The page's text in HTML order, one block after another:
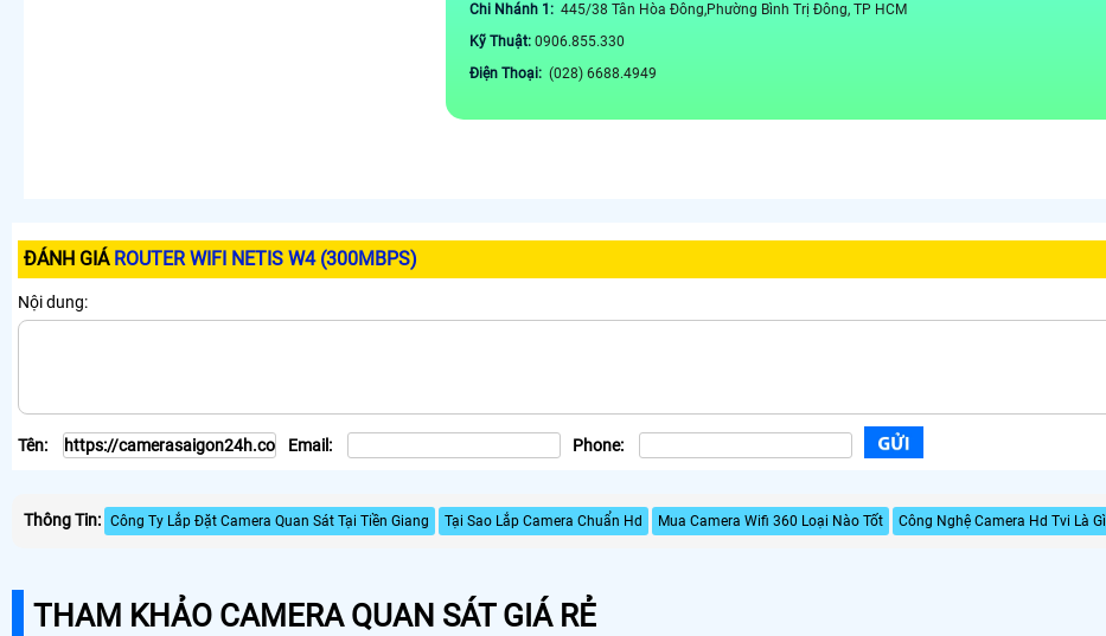
Chi Nhánh 1: 445/38 Tân Hòa Đông,Phường Bình Trị Đông, TP HCM
Kỹ Thuật: 0906.855.330
Điện Thoại: (028) 6688.4949
ĐÁNH GIÁ ROUTER WIFI NETIS W4 (300MBPS)
Nội dung:
Tên: Email: Phone:
Thông Tin: Công Ty Lắp Đặt Camera Quan Sát Tại Tiền Giang Tại Sao Lắp Camera Chuẩn Hd Mua Camera Wifi 360 Loại Nào Tốt Công Nghệ Camera Hd Tvi Là Gì
THAM KHẢO CAMERA QUAN SÁT GIÁ RẺ